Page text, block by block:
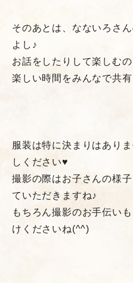
そのあとは、なないろさ
よし♪
お話をしたりして楽しむ
楽しい時間をみんなで共
服装は特に決まりはあり
しください♥
撮影の際はお子さんの様
ていただきますね♪
もちろん撮影のお手伝い
けくださいね(^^)